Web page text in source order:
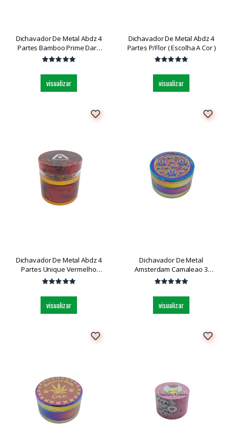
Dichavador De Metal Abdz 4
Partes Bamboo Prime Dark
Dk5155-42 Grande Und
visualizar
Dichavador De Metal Abdz 4
Partes P/flor ( Escolha A Cor )
visualizar
Dichavador De Metal Abdz 4
Partes Unique Vermelho
Grande Dk5166-41 Und
visualizar
Dichavador De Metal
Amsterdam Camaleao 3
Partes Ph6906bs Medio Und
visualizar